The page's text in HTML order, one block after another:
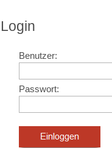
Login
Benutzer:
Passwort: